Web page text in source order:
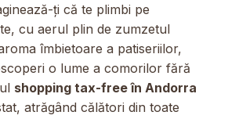
ți că te plimbi pe
cu aerul plin de zumzetul
îmbietoare a patiseriilor,
o lume a comorilor fără
shopping tax-free în Andorra
atrăgând călători din toate